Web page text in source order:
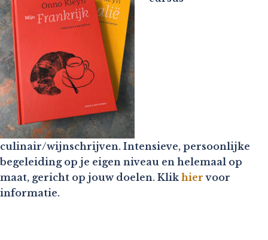
culinair/wijnschrijven. Intensieve, persoonlijke
begeleiding op je eigen niveau en helemaal op
maat, gericht op jouw doelen. Klik hier voor
informatie.